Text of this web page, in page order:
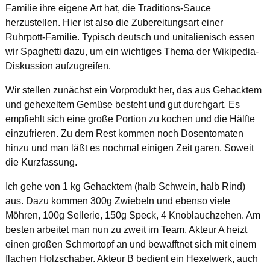
Familie ihre eigene Art hat, die Traditions-Sauce
herzustellen. Hier ist also die Zubereitungsart einer
Ruhrpott-Familie. Typisch deutsch und unitalienisch essen
wir Spaghetti dazu, um ein wichtiges Thema der Wikipedia-
Diskussion aufzugreifen.
Wir stellen zunächst ein Vorprodukt her, das aus Gehacktem
und gehexeltem Gemüse besteht und gut durchgart. Es
empfiehlt sich eine große Portion zu kochen und die Hälfte
einzufrieren. Zu dem Rest kommen noch Dosentomaten
hinzu und man läßt es nochmal einigen Zeit garen. Soweit
die Kurzfassung.
Ich gehe von 1 kg Gehacktem (halb Schwein, halb Rind)
aus. Dazu kommen 300g Zwiebeln und ebenso viele
Möhren, 100g Sellerie, 150g Speck, 4 Knoblauchzehen. Am
besten arbeitet man nun zu zweit im Team. Akteur A heizt
einen großen Schmortopf an und bewafftnet sich mit einem
flachen Holzschaber. Akteur B bedient ein Hexelwerk, auch